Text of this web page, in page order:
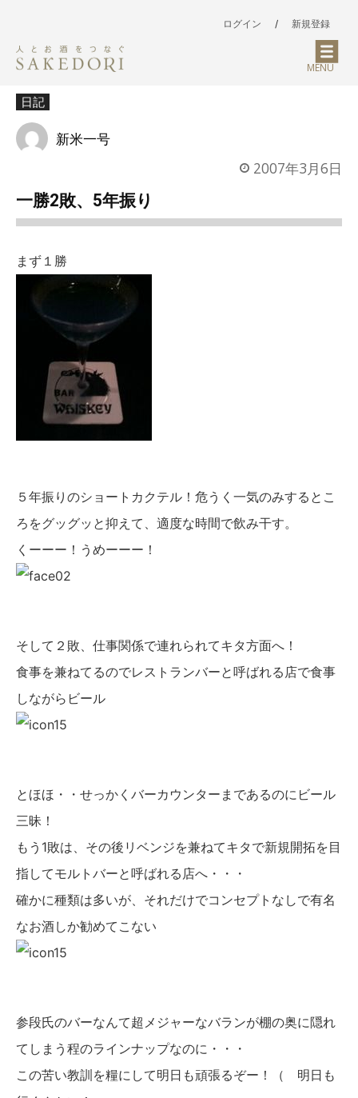
ログイン / 新規登録
MENU
日記
新米一号
2007年3月6日
一勝2敗、5年振り
まず１勝
５年振りのショートカクテル！危うく一気のみするとこ
ろをグッグッと抑えて、適度な時間で飲み干す。
くーーー！うめーーー！
そして２敗、仕事関係で連れられてキタ方面へ！
食事を兼ねてるのでレストランバーと呼ばれる店で食事
しながらビール
とほほ・・せっかくバーカウンターまであるのにビール
三昧！
もう1敗は、その後リベンジを兼ねてキタで新規開拓を目
指してモルトバーと呼ばれる店へ・・・
確かに種類は多いが、それだけでコンセプトなしで有名
なお酒しか勧めてこない
参段氏のバーなんて超メジャーなバランが棚の奥に隠れ
てしまう程のラインナップなのに・・・
この苦い教訓を糧にして明日も頑張るぞー！（ 明日も